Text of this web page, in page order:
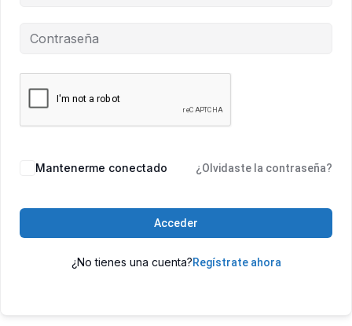
Mantenerme conectado ¿Olvidaste la contraseña?
Acceder
¿No tienes una cuenta?Regístrate ahora